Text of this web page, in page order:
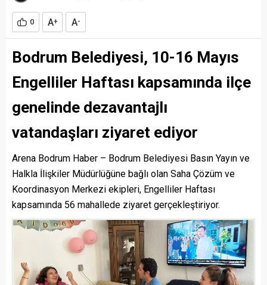
0 A+ A-
Bodrum Belediyesi, 10-16 Mayıs
Engelliler Haftası kapsamında ilçe
genelinde dezavantajlı
vatandaşları ziyaret ediyor
Arena Bodrum Haber – Bodrum Belediyesi Basın Yayın ve
Halkla İlişkiler Müdürlüğüne bağlı olan Saha Çözüm ve
Koordinasyon Merkezi ekipleri, Engelliler Haftası
kapsamında 56 mahallede ziyaret gerçekleştiriyor.